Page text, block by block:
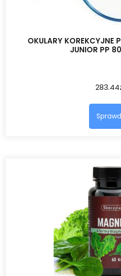
OKULARY KOREKCYJNE
JUNIOR PP
283.44